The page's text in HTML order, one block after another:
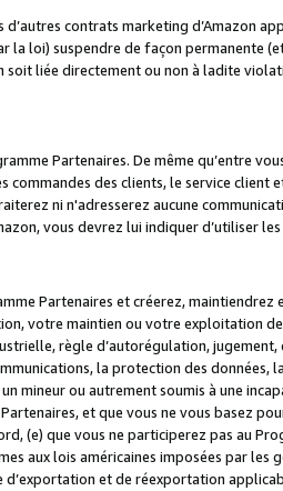
contrats marketing d’Amazon
loi) suspendre de façon permanente
liée directement ou non à ladite
Partenaires. De même qu’entre
des clients, le service client
ni n'adresserez aucune
vous devrez lui indiquer d’utiliser
Partenaires et créerez,
votre maintien ou votre exploitation
règle d’autorégulation, jugement,
la protection des données,
mineur ou autrement soumis à une
et que vous ne vous basez
(e) que vous ne participerez pas au
aux lois américaines imposées par
et de réexportation